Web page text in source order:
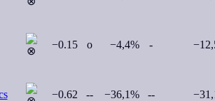
−0.15 o −4,4% -
−0.62 -- −36,1% --